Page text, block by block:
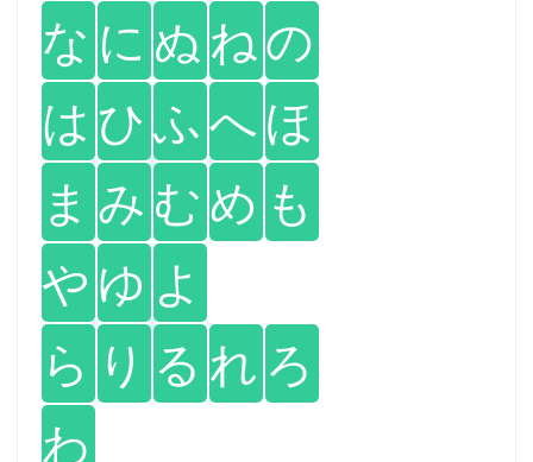
な に ぬ ねの
は ひふへほ
ま み むめ も
や ゆ よ
ら り る れ ろ
わ